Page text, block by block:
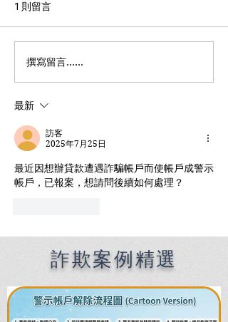
Premier English
Speaking Criminal
Filipinos in Taiwan:
International Law Firm
1 則留言
撰寫留言......
最新
訪客
2025年7月25日
最近因想辦貸款遭遇詐騙帳戶而使帳戶成警示
帳戶，已報案，想請問後續如何處理？
詐欺案例精選